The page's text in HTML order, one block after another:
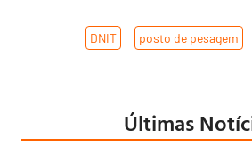
DNIT posto de pesagem
Últimas